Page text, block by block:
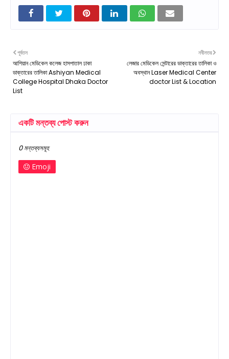
নবীনতর
লেজার মেডিকেল সেন্টারের ডাক্তারের তালিকা ও
অবস্থান Laser Medical Center
doctor List & Location
পূর্বতন
আশিয়ান মেডিকেল কলেজ হাসপাতাল ঢাকা
ডাক্তারের তালিকা Ashiyan Medical
College Hospital Dhaka Doctor
List
একটি মন্তব্য পোস্ট করুন
0 মন্তব্যসমূহ
Emoji